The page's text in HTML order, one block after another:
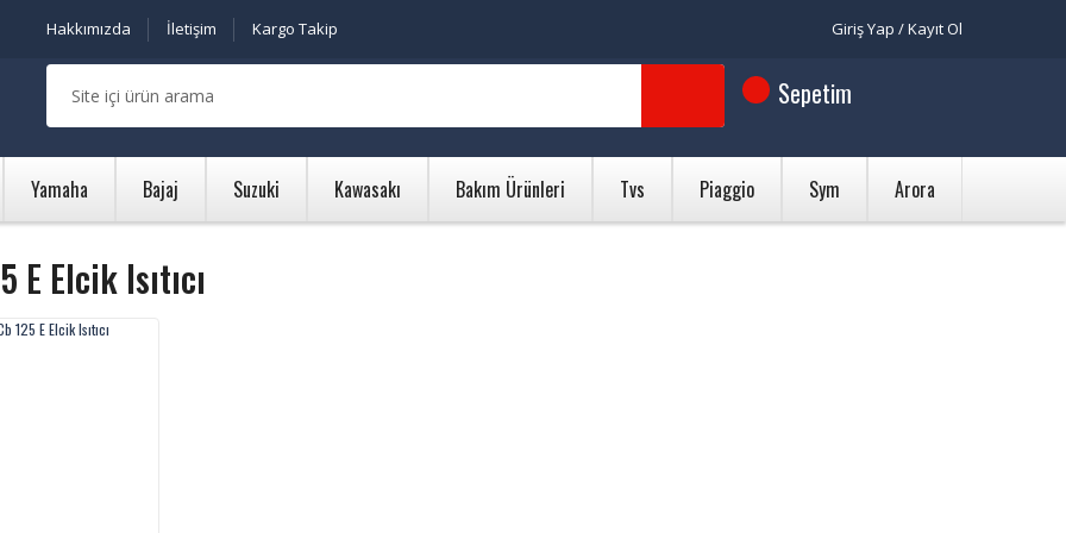
Hakkımızda İletişim Kargo Takip Giriş Yap / Kayıt Ol
Sepetim
Yamaha Bajaj Suzuki Kawasakı Bakım Ürünleri Tvs Piaggio Sym Arora
E Elcik Isıtıcı